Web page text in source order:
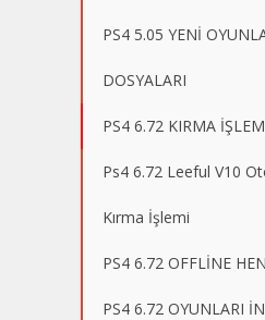
PS4 5.05 YENİ
DOSYALARI
PS4 6.72 KIRMA
Ps4 6.72 Leeful V10
Kırma İşlemi
PS4 6.72 OFFLİNE
PS4 6.72 OYUNLARI